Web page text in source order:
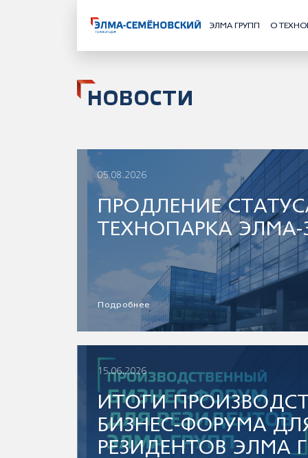
ЭЛМА ГРУПП О
НОВОСТИ
05.08.2026
ПРОДЛЕНИЕ
ТЕХНОПАРКА
Подробнее
15.06.2026
ИТОГИ
БИЗНЕС-ФОРУМА
РЕЗИДЕНТОВ ЭЛМА